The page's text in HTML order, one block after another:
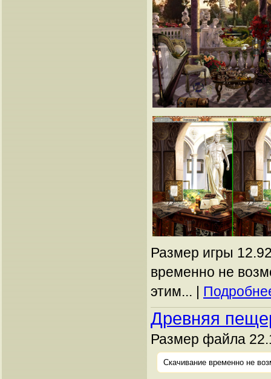
Размер игры
временно не
этим... |
Древняя
Размер файла
Скачивание временно не